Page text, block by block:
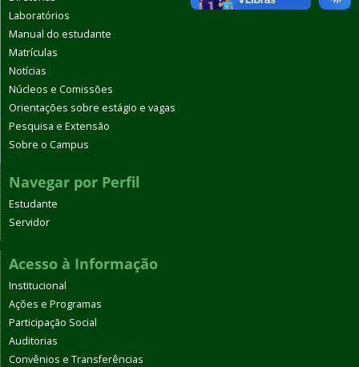
Laboratórios
Manual do estudante
Matrículas
Notícias
Núcleos e Comissões
Orientações sobre estágio e vagas
Pesquisa e Extensão
Sobre o Campus
Navegar por Perfil
Estudante
Servidor
Acesso à Informação
Institucional
Ações e Programas
Participação Social
Auditorias
Convênios e Transferências